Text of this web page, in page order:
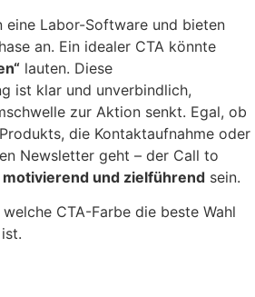
eine Labor-Software und bieten
an. Ein idealer CTA könnte
lauten. Diese
ist klar und unverbindlich,
zur Aktion senkt. Egal, ob
die Kontaktaufnahme oder
Newsletter geht – der Call to
motivierend und zielführend sein.
CTA-Farbe die beste Wahl